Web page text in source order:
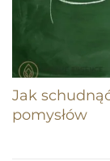
Jak
pomysłów